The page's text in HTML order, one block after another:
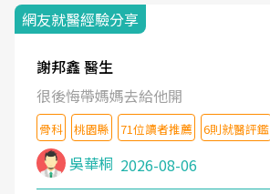
網友就醫經驗分享
謝邦鑫 醫生
很後悔帶媽媽去給他開
骨科 桃園縣 71位讀者推薦 6則就醫評鑑
吳華桐 2026-08-06